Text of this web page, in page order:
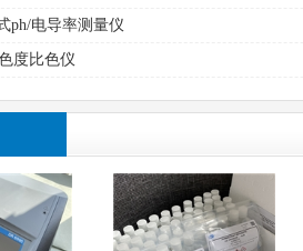
ph/电导率测量仪
度比色仪